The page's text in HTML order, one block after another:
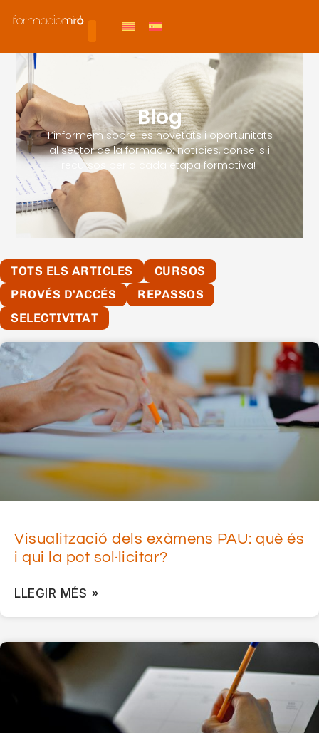
Blog
T’informem sobre les novetats i oportunitats
al sector de la formació: notícies, consells i
recursos per a cada etapa formativa!
TOTS ELS ARTICLES
CURSOS
PROVÉS D'ACCÉS
REPASSOS
SELECTIVITAT
Visualització dels exàmens PAU: què és
i qui la pot sol·licitar?
LLEGIR MÉS »